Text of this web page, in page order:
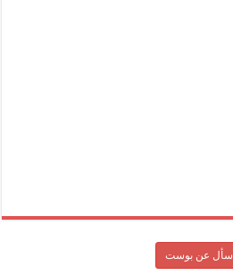
اسأل عن بوست